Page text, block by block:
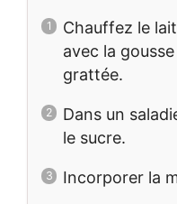
Chauffez le
avec la
grattée.
Dans un
le sucre.
Incorporer la